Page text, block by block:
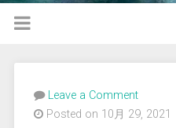
Leave a Comment
Posted on 10月 29, 2021